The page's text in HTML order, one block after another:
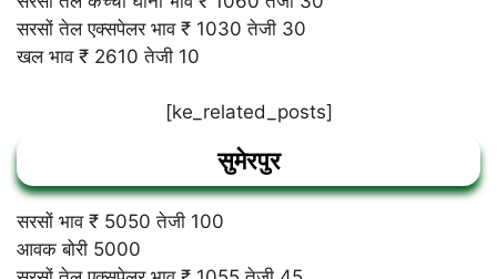
सरसों तेल एक्सपेलर भाव ₹ 1030 तेजी 30
खल भाव ₹ 2610 तेजी 10
[ke_related_posts]
सुमेरपुर
सरसों भाव ₹ 5050 तेजी 100
आवक बोरी 5000